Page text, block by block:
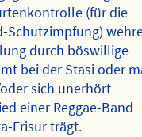
(für die
Schutzimpfung)
durch böswillige
bei der Stasi oder
sich unerhört
einer Reggae-Band
Frisur trägt.